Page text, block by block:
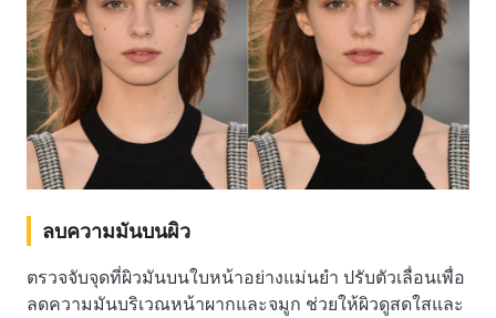
ลบความมันบนผิว
ตรวจจับจุดที่ผิวมันบนใบหน้าอย่างแม่นยำ ปรับตัวเลื่อนเพื่อ
ลดความมันบริเวณหน้าผากและจมูก ช่วยให้ผิวดูสดใสและ